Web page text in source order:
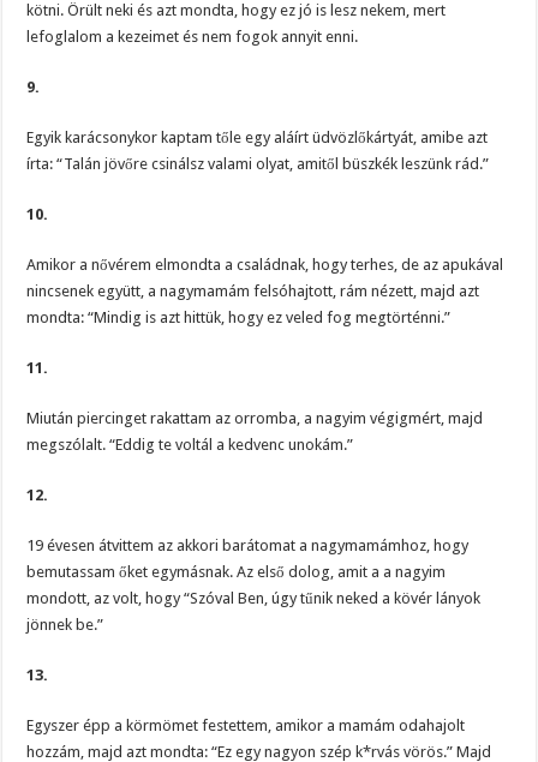
kötni. Örült neki és azt mondta, hogy ez jó is lesz nekem, mert
lefoglalom a kezeimet és nem fogok annyit enni.
9.
Egyik karácsonykor kaptam tőle egy aláírt üdvözlőkártyát, amibe azt
írta: “Talán jövőre csinálsz valami olyat, amitől büszkék leszünk rád.”
10.
Amikor a nővérem elmondta a családnak, hogy terhes, de az apukával
nincsenek együtt, a nagymamám felsóhajtott, rám nézett, majd azt
mondta: “Mindig is azt hittük, hogy ez veled fog megtörténni.”
11.
Miután piercinget rakattam az orromba, a nagyim végigmért, majd
megszólalt. “Eddig te voltál a kedvenc unokám.”
12.
19 évesen átvittem az akkori barátomat a nagymamámhoz, hogy
bemutassam őket egymásnak. Az első dolog, amit a a nagyim
mondott, az volt, hogy “Szóval Ben, úgy tűnik neked a kövér lányok
jönnek be.”
13.
Egyszer épp a körmömet festettem, amikor a mamám odahajolt
hozzám, majd azt mondta: “Ez egy nagyon szép k*rvás vörös.” Majd